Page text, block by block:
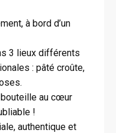
à bord d’un
3 lieux différents
: pâté croûte,
au cœur
️!
authentique et